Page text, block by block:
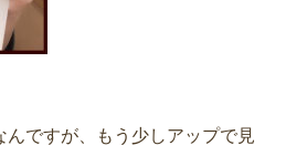
んですが、もう少しアップで見